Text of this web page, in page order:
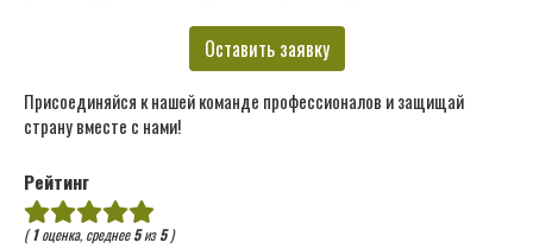
Оставить заявку
Присоединяйся к нашей команде профессионалов и защищай
страну вместе с нами!
Рейтинг
(1оценка, среднее5из5)